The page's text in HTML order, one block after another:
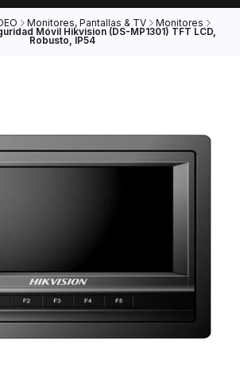
Monitores, Pantallas & TV Monitores
Móvil Hikvision (DS-MP1301) TFT LCD,
Robusto, IP54